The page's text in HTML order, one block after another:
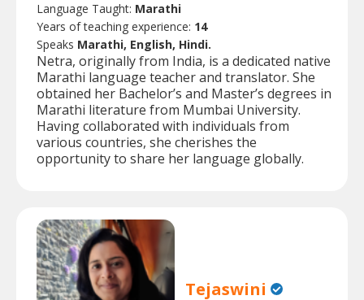
Language Taught: Marathi
Years of teaching experience: 14
Speaks Marathi, English, Hindi.
Netra, originally from India, is a dedicated native
Marathi language teacher and translator. She
obtained her Bachelor’s and Master’s degrees in
Marathi literature from Mumbai University.
Having collaborated with individuals from
various countries, she cherishes the
opportunity to share her language globally.
Tejaswini